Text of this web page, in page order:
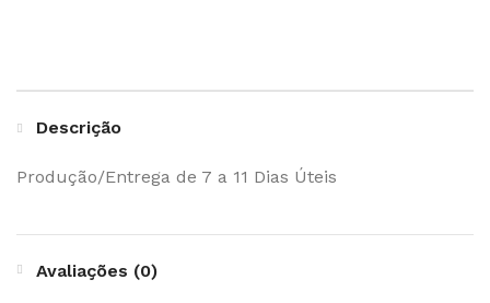
Descrição
Produção/Entrega de 7 a 11 Dias Úteis
Avaliações (0)